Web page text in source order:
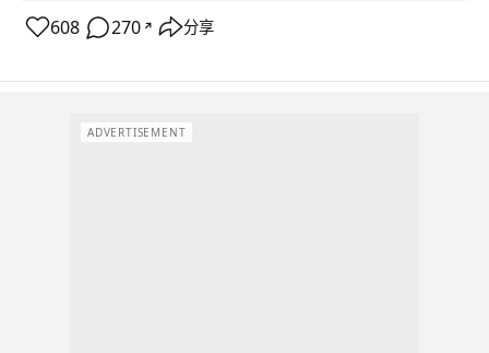
608 270 ↗ 分享
ADVERTISEMENT